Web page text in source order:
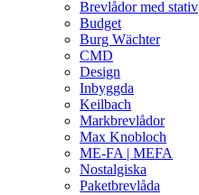
Brevlådor med stativ
Budget
Burg Wächter
CMD
Design
Inbyggda
Keilbach
Markbrevlådor
Max Knobloch
ME-FA | MEFA
Nostalgiska
Paketbrevlåda